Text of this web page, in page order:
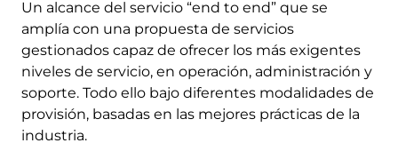
Un alcance del servicio “end to end” que se
amplía con una propuesta de servicios
gestionados capaz de ofrecer los más exigentes
niveles de servicio, en operación, administración y
soporte. Todo ello bajo diferentes modalidades de
provisión, basadas en las mejores prácticas de la
industria.